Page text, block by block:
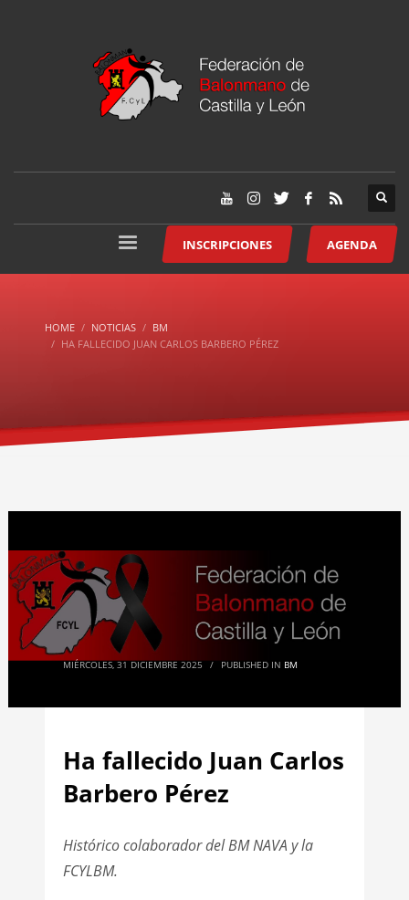
INSCRIPCIONES AGENDA
HOME NOTICIAS
BM
HA FALLECIDO JUAN CARLOS BARBERO PÉREZ
MIÉRCOLES, 31 DICIEMBRE 2025 / PUBLISHED IN BM
Ha fallecido Juan Carlos
Barbero Pérez
Histórico colaborador del BM NAVA y la
FCYLBM.